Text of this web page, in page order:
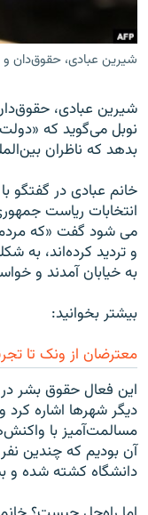
زبان‌های دیگر
شيرين عبادی، حقوق‌دان
شيرين عبادی،
نوبل می‌گويد که «دولت
بدهد که ناظران
خانم عبادی در گفتگو با
انتخابات رياست
می شود گفت «که مردم
و ترديد کرده‌اند، به
به خيابان آمدند و
بیشتر بخوانید:
معترضان از ونک تا
اين فعال حقوق بشر
ديگر شهرها اشاره
مسالمت‌آميز با
آن بوديم که چندين
دانشگاه کشته شده و